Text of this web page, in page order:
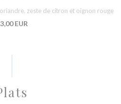
zeste de citron et oignon rouge
EUR